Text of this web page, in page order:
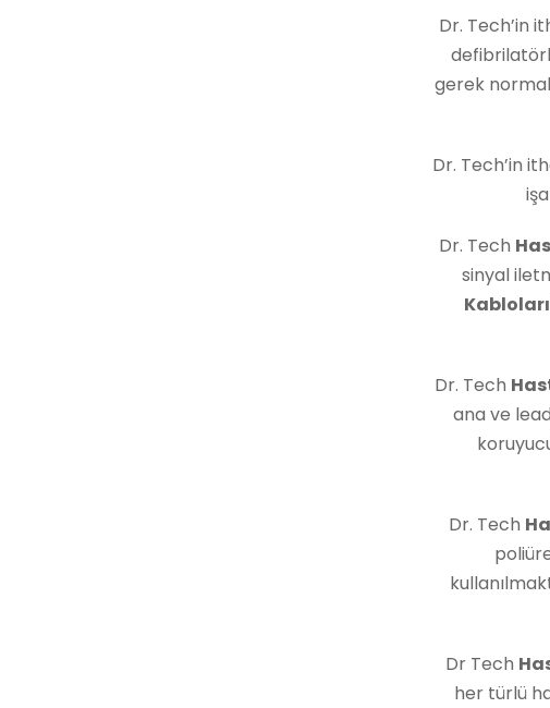
Dr. Tech’in
gerek normal
Dr. Tech’in
Dr. Tech
sinyal
Kabloları
Dr. Tech
ana ve
Dr. Tech
Dr Tech
her türlü